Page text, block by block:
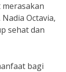
Octavia,
sehat dan
bagi